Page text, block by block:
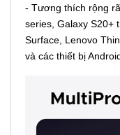
- Tương thích rộng
series, Galaxy S20+
Surface, Lenovo
và các thiết bị